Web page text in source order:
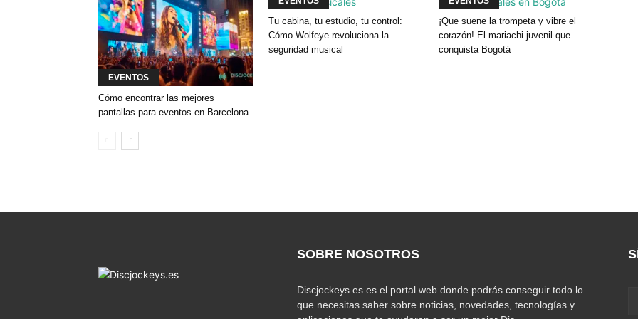
EVENTOS
Cómo encontrar las mejores
pantallas para eventos en Barcelona
Tu cabina, tu estudio, tu control:
Cómo Wolfeye revoluciona la
seguridad musical
¡Que suene la trompeta y vibre el
corazón! El mariachi juvenil que
conquista Bogotá
SOBRE NOSOTROS
Discjockeys.es es el portal web donde podrás conseguir todo lo
que necesitas saber sobre noticias, novedades, tecnologías y